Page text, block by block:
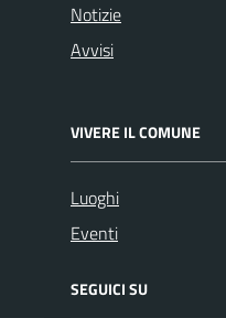
Notizie
Avvisi
VIVERE IL COMUNE
Luoghi
Eventi
SEGUICI SU